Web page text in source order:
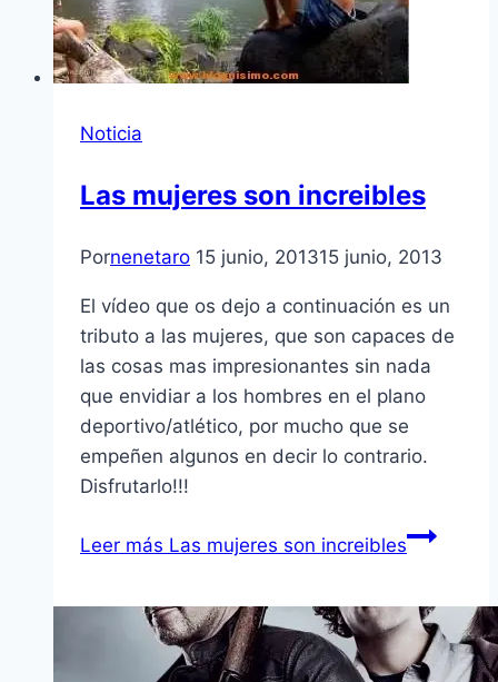
Noticia
Las mujeres son increibles
Pornenetaro 15 junio, 201315 junio, 2013
El vídeo que os dejo a continuación es un
tributo a las mujeres, que son capaces de
las cosas mas impresionantes sin nada
que envidiar a los hombres en el plano
deportivo/atlético, por mucho que se
empeñen algunos en decir lo contrario.
Disfrutarlo!!!
Leer más Las mujeres son increibles